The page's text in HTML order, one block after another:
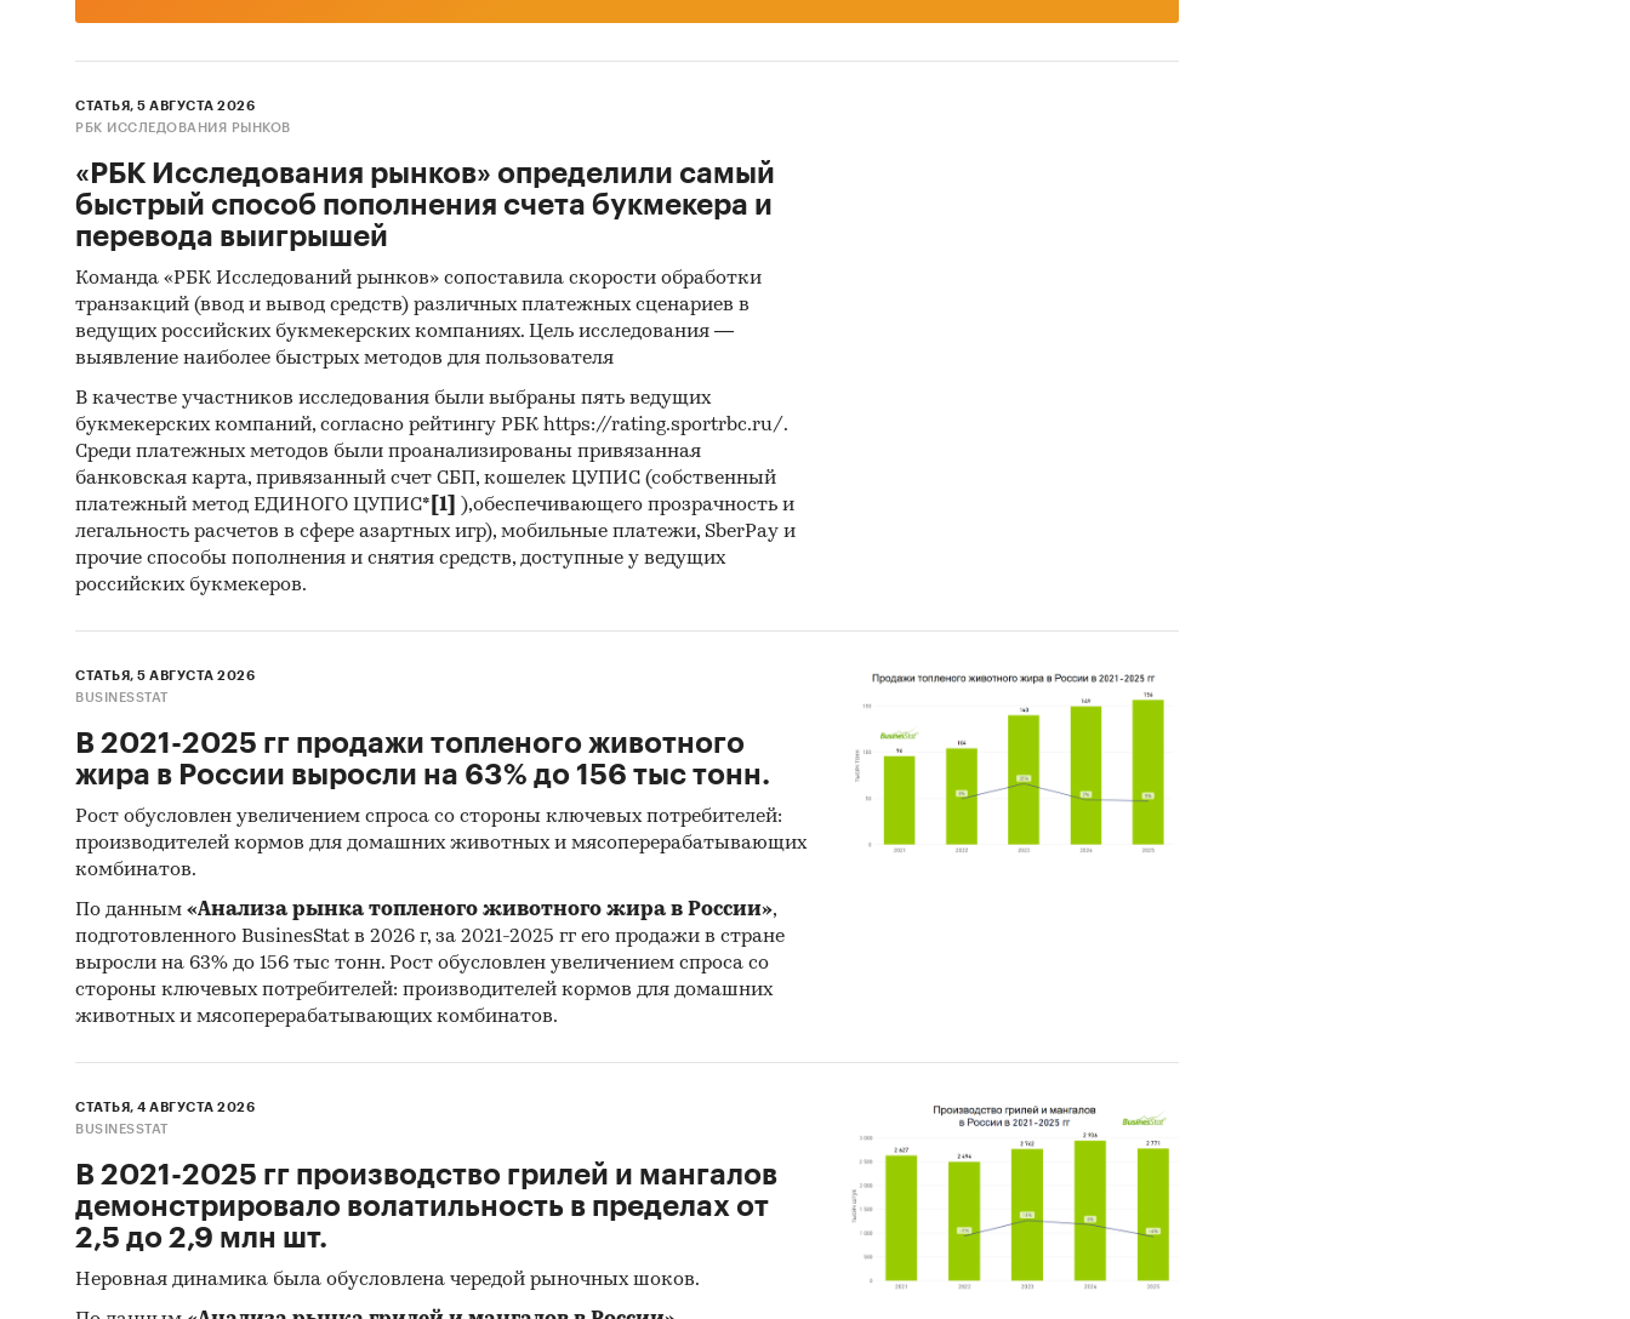
СТАТЬЯ, 5 АВГУСТА 2026
РБК ИССЛЕДОВАНИЯ РЫНКОВ
«РБК Исследования рынков» определили самый
быстрый способ пополнения счета букмекера и
перевода выигрышей
Команда «РБК Исследований рынков» сопоставила скорости обработки
транзакций (ввод и вывод средств) различных платежных сценариев в
ведущих российских букмекерских компаниях. Цель исследования —
выявление наиболее быстрых методов для пользователя
В качестве участников исследования были выбраны пять ведущих
букмекерских компаний, согласно рейтингу РБК https://rating.sportrbc.ru/.
Среди платежных методов были проанализированы привязанная
банковская карта, привязанный счет СБП, кошелек ЦУПИС (собственный
платежный метод ЕДИНОГО ЦУПИС* [1]
),обеспечивающего прозрачность и
легальность расчетов в сфере азартных игр), мобильные платежи, SberPay и
прочие способы пополнения и снятия средств, доступные у ведущих
российских букмекеров.
СТАТЬЯ, 5 АВГУСТА 2026
BUSINESSTAT
В 2021-2025 гг продажи топленого животного
жира в России выросли на 63% до 156 тыс тонн.
Рост обусловлен увеличением спроса со стороны ключевых потребителей:
производителей кормов для домашних животных и мясоперерабатывающих
комбинатов.
По данным «Анализа рынка топленого животного жира в России»,
подготовленного BusinesStat в 2026 г, за 2021-2025 гг его продажи в стране
выросли на 63% до 156 тыс тонн. Рост обусловлен увеличением спроса со
стороны ключевых потребителей: производителей кормов для домашних
животных и мясоперерабатывающих комбинатов.
СТАТЬЯ, 4 АВГУСТА 2026
BUSINESSTAT
В 2021-2025 гг производство грилей и мангалов
демонстрировало волатильность в пределах от
2,5 до 2,9 млн шт.
Неровная динамика была обусловлена чередой рыночных шоков.